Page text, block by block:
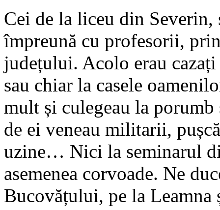
Cei de la liceu din Severin,
împreună cu profesorii,
județului. Acolo erau
sau chiar la casele
mult și culegeau la
de ei veneau militarii,
uzine… Nici la seminarul
asemenea corvoade. Ne
Bucovățului, pe la Leamna